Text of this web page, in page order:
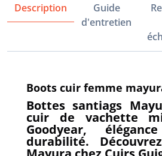
Description
Guide
d'entretien
Boots cuir femme
Bottes santiags
cuir de vachette
Goodyear,
durabilité.